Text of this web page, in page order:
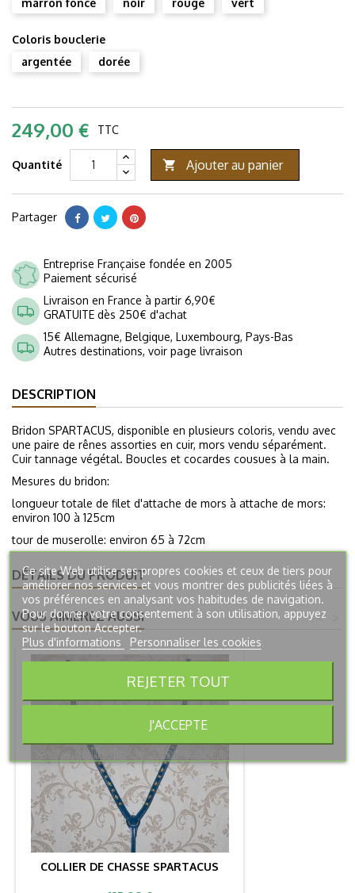
Coloris bouclerie
argentée
dorée
249,00 € TTC
Quantité  Ajouter au panier
Partager
Entreprise Française fondée en 2005
Paiement sécurisé
Livraison en France à partir 6,90€
GRATUITE dès 250€ d'achat
15€ Allemagne, Belgique, Luxembourg, Pays-Bas
Autres destinations, voir page livraison
DESCRIPTION
Bridon SPARTACUS, disponible en plusieurs coloris, vendu avec
une paire de rênes assorties en cuir, mors vendu séparément.
Cuir tannage végétal. Boucles et cocardes cousues à la main.
Mesures du bridon:
longueur totale de filet d'attache de mors à attache de mors:
environ 100 à 125cm
tour de muserolle: environ 65 à 72cm
DÉTAILS DU PRODUIT
VOUS AIMEREZ AUSSI <
COLLIER DE CHASSE SPARTACUS
Ce site Web utilise ses propres cookies et ceux de tiers pour
améliorer nos services et vous montrer des publicités liées à
vos préférences en analysant vos habitudes de navigation.
Pour donner votre consentement à son utilisation, appuyez
sur le bouton Accepter.
Plus d'informations
Personnaliser les cookies
REJETER TOUT
J'ACCEPTE